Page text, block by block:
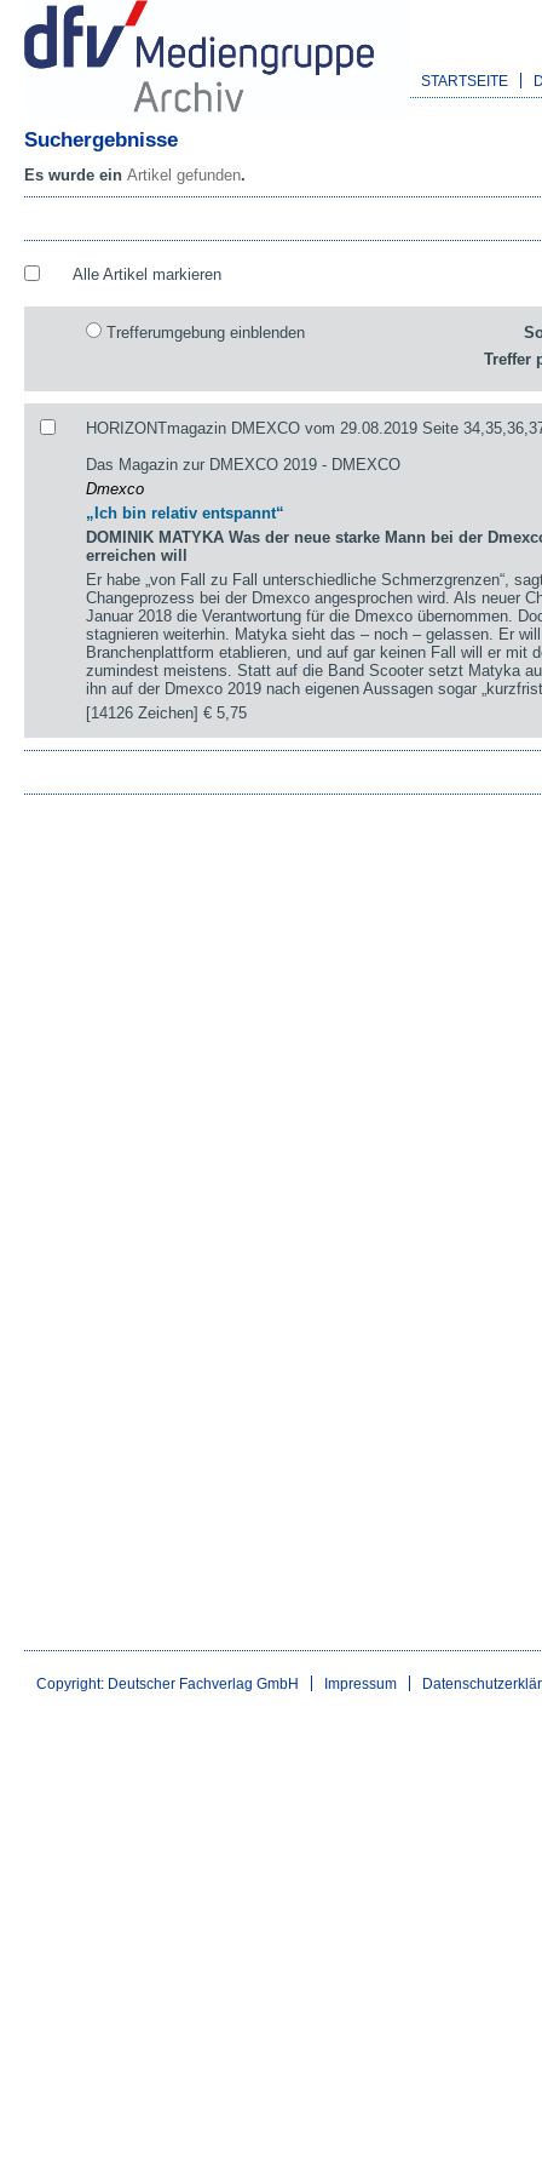
STARTSEITE
Suchergebnisse
Es wurde ein Artikel gefunden.
Alle Artikel markieren
Trefferumgebung einblenden
Treffer
HORIZONTmagazin DMEXCO vom 29.08.2019 Seite
Das Magazin zur DMEXCO 2019 - DMEXCO
Dmexco
„Ich bin relativ entspannt“
DOMINIK MATYKA Was der neue starke Mann bei der
erreichen will
Er habe „von Fall zu Fall unterschiedliche Schmerzgrenzen“,
Changeprozess bei der Dmexco angesprochen wird. Als neuer
Januar 2018 die Verantwortung für die Dmexco übernommen.
stagnieren weiterhin. Matyka sieht das – noch – gelassen. Er
Branchenplattform etablieren, und auf gar keinen Fall will er mit
zumindest meistens. Statt auf die Band Scooter setzt Matyka
ihn auf der Dmexco 2019 nach eigenen Aussagen sogar
[14126 Zeichen]€ 5,75
Copyright: Deutscher Fachverlag GmbH Impressum